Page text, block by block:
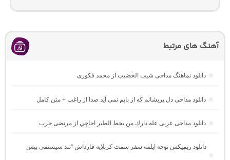
آهنگ های مرتبط
دانلود نماهنگ مداحی شیب الخضیب از محمد فکوری
دانلود مداحی دل پریشانم که از بابم نمی آید صدا از راغب + متن کامل
دانلود مداحی عربی عله دارك من يحط الطير احاچي از مرتضی حرب
دانلود ریمیکس نوحه ایلمه سفر سمت کربلایه قارداش “تند سیستمی بیس